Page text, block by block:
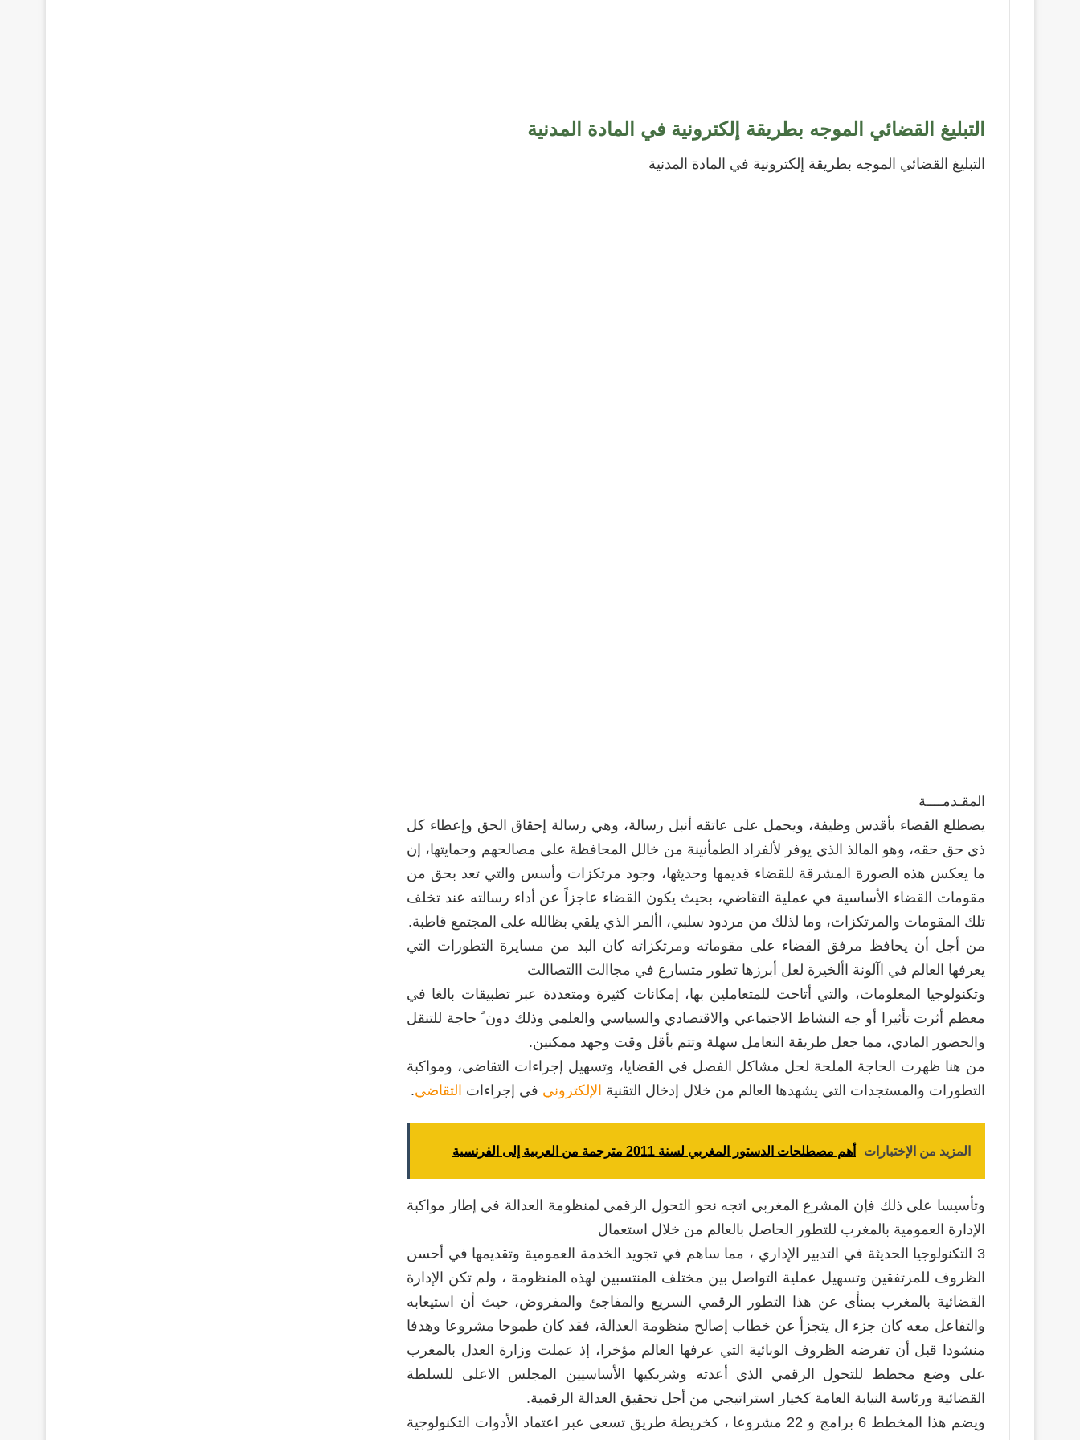
التبليغ القضائي الموجه بطريقة إلكترونية في المادة المدنية
التبليغ القضائي الموجه بطريقة إلكترونية في المادة المدنية
المقـدمــــة
يضطلع القضاء بأقدس وظيفة، ويحمل على عاتقه أنبل رسالة، وهي رسالة إحقاق الحق وإعطاء كل
ذي حق حقه، وهو المالذ الذي يوفر لألفراد الطمأنينة من خالل المحافظة على مصالحهم وحمايتها، إن
ما يعكس هذه الصورة المشرقة للقضاء قديمها وحديثها، وجود مرتكزات وأسس والتي تعد بحق من
مقومات القضاء الأساسية في عملية التقاضي، بحيث يكون القضاء عاجزاً عن أداء رسالته عند تخلف
تلك المقومات والمرتكزات، وما لذلك من مردود سلبي، األمر الذي يلقي بظالله على المجتمع قاطبة.
من أجل أن يحافظ مرفق القضاء على مقوماته ومرتكزاته كان البد من مسايرة التطورات التي
يعرفها العالم في اآلونة األخيرة لعل أبرزها تطور متسارع في مجاالت االتصاالت
وتكنولوجيا المعلومات، والتي أتاحت للمتعاملين بها، إمكانات كثيرة ومتعددة عبر تطبيقات بالغا في
معظم أثرت تأثيرا أو جه النشاط الاجتماعي والاقتصادي والسياسي والعلمي وذلك دون ً حاجة للتنقل
والحضور المادي، مما جعل طريقة التعامل سهلة وتتم بأقل وقت وجهد ممكنين.
من هنا ظهرت الحاجة الملحة لحل مشاكل الفصل في القضايا، وتسهيل إجراءات التقاضي، ومواكبة
التطورات والمستجدات التي يشهدها العالم من خلال إدخال التقنية الإلكتروني في إجراءات التقاضي.
المزيد من الإختبارات أهم مصطلحات الدستور المغربي لسنة 2011 مترجمة من العربية إلى الفرنسية
وتأسيسا على ذلك فإن المشرع المغربي اتجه نحو التحول الرقمي لمنظومة العدالة في إطار مواكبة
الإدارة العمومية بالمغرب للتطور الحاصل بالعالم من خلال استعمال
3 التكنولوجيا الحديثة في التدبير الإداري ، مما ساهم في تجويد الخدمة العمومية وتقديمها في أحسن
الظروف للمرتفقين وتسهيل عملية التواصل بين مختلف المنتسبين لهذه المنظومة ، ولم تكن الإدارة
القضائية بالمغرب بمنأى عن هذا التطور الرقمي السريع والمفاجئ والمفروض، حيث أن استيعابه
والتفاعل معه كان جزء ال يتجزأ عن خطاب إصالح منظومة العدالة، فقد كان طموحا مشروعا وهدفا
منشودا قبل أن تفرضه الظروف الوبائية التي عرفها العالم مؤخرا، إذ عملت وزارة العدل بالمغرب
على وضع مخطط للتحول الرقمي الذي أعدته وشريكيها الأساسيين المجلس الاعلى للسلطة
القضائية ورئاسة النيابة العامة كخيار استراتيجي من أجل تحقيق العدالة الرقمية.
ويضم هذا المخطط 6 برامج و 22 مشروعا ، كخريطة طريق تسعى عبر اعتماد الأدوات التكنولوجية